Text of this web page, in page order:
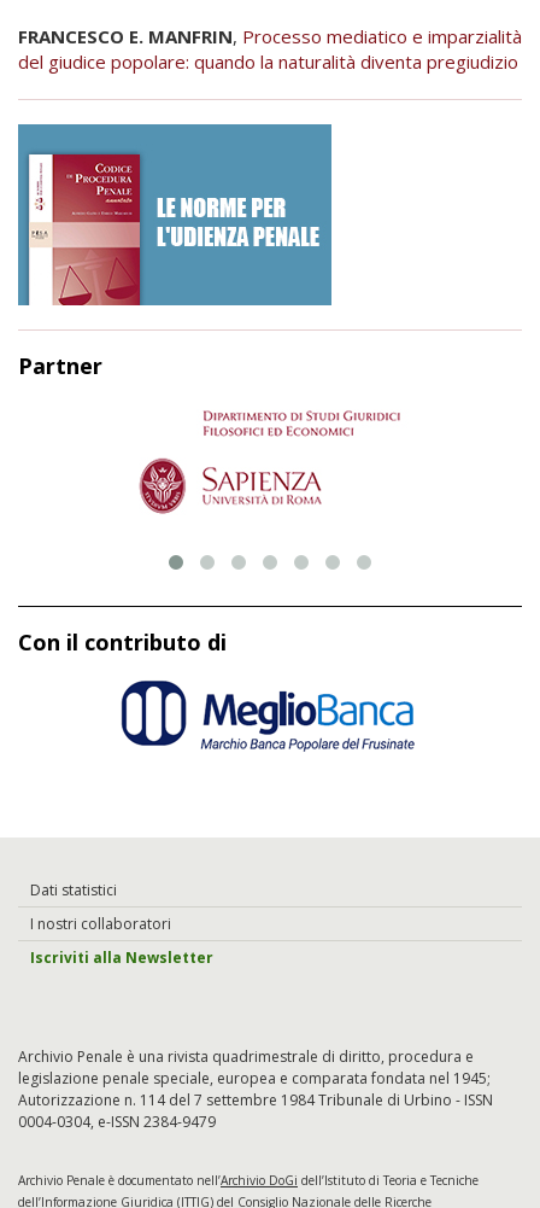
FRANCESCO E. MANFRIN, Processo mediatico e imparzialità
del giudice popolare: quando la naturalità diventa pregiudizio
Partner
Con il contributo di
Dati statistici
I nostri collaboratori
Iscriviti alla Newsletter
Archivio Penale è una rivista quadrimestrale di diritto, procedura e
legislazione penale speciale, europea e comparata fondata nel 1945;
Autorizzazione n. 114 del 7 settembre 1984 Tribunale di Urbino - ISSN
0004-0304, e-ISSN 2384-9479
Archivio Penale è documentato nell’Archivio DoGi dell’Istituto di Teoria e Tecniche
dell’Informazione Giuridica (ITTIG) del Consiglio Nazionale delle Ricerche